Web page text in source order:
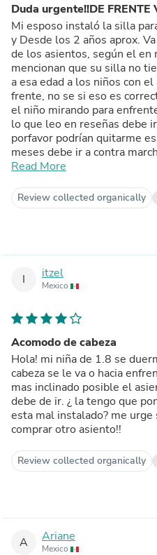
Duda urgente!!DE FRENTE
Mi esposo instaló la silla
y Desde los 2 años aprox.
de los asientos, según el en
mencionan que su silla no
a esa edad a los niños con
frente, no se si eso es
el niño mirando para
lo que leo en reseñas debe
porfavor podrían quitarme
meses debe ir a contra marcha
13 kg, ocupo saber por qué
frente... soy de México.
Read More
Review collected organically
I itzel
Mexico
Acomodo de cabeza
Hola! mi niña de 1.8 se
cabeza se le va o hacia
mas inclinado posible el
debe de ir. ¿ la tengo que
esta mal instalado? me urge
comprar otro asiento!!
Review collected organically
A Ariane
Mexico